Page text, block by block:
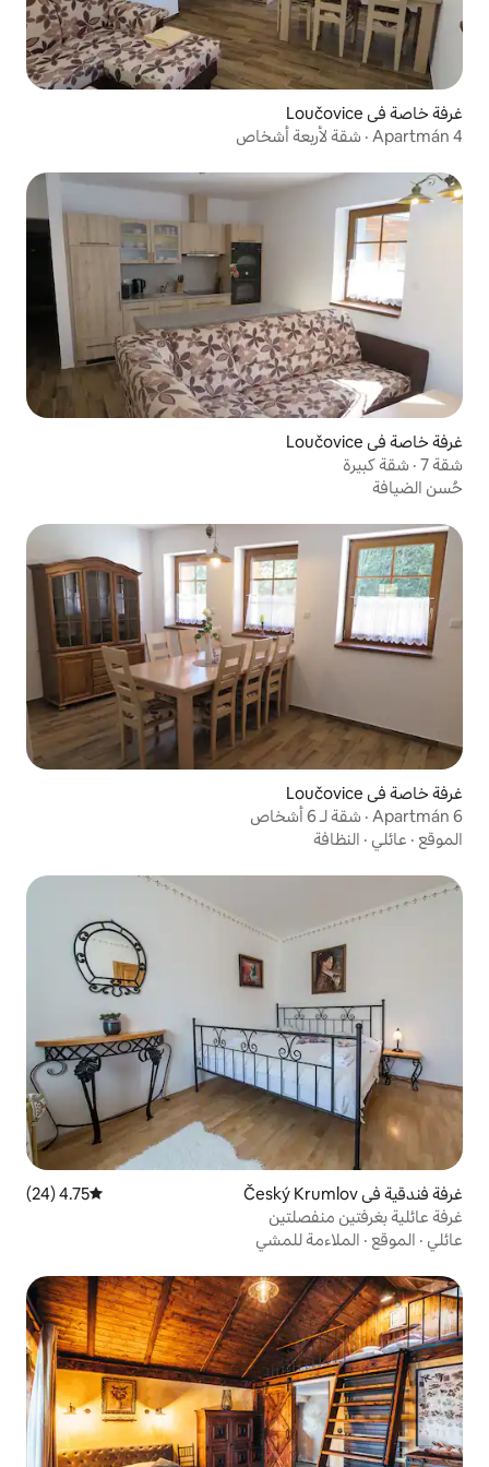
متوسط التقييم 4.75 من 5، 24 مراجعات
4.75 (24)